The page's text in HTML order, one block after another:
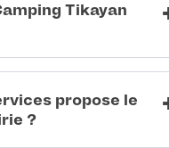
Tikayan
propose le
?